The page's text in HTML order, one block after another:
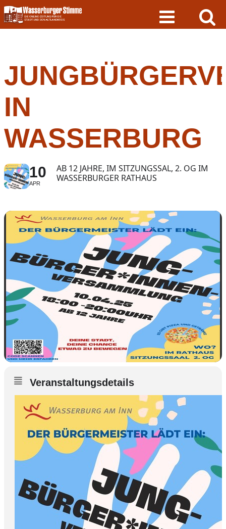
Skip
to
content
IN
WASSERBURG
10
APR
AB 12 JAHRE, IM SITZUNGSSAL, 2. OG IM
WASSERBURGER RATHAUS
Veranstaltungsdetails